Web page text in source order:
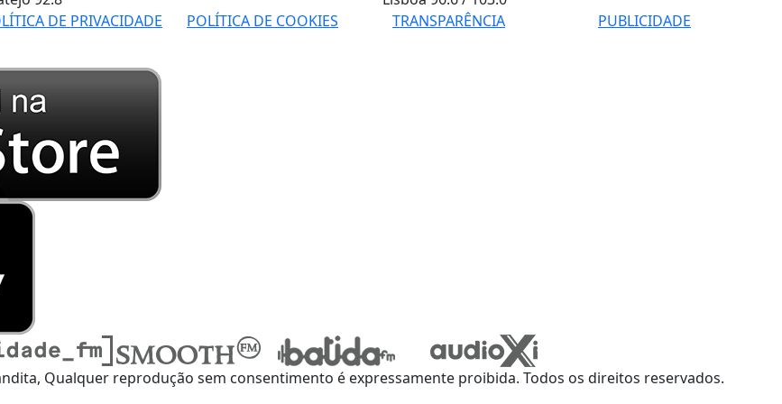
DE PRIVACIDADE POLÍTICA DE COOKIES TRANSPARÊNCIA
PUBLICIDADE
Qualquer reprodução sem consentimento é expressamente proibida. Todos os direitos reservados.